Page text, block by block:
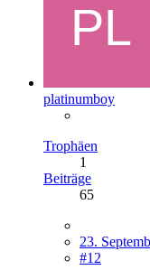
platinumboy
Trophäen
1
Beiträge
65
23.
#12